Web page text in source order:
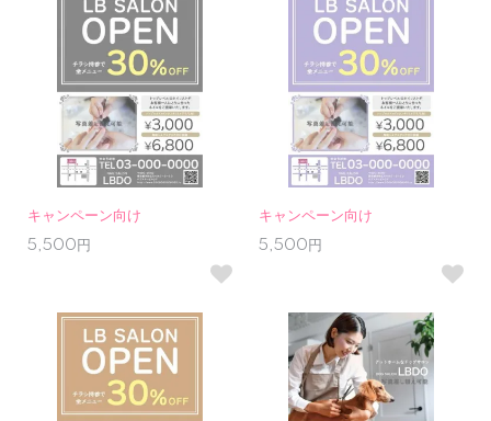
キャンペーン向け
5,500円
キャンペーン向け
5,500円